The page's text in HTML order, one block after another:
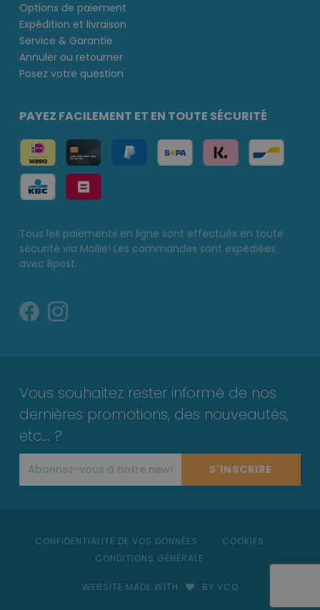
Options de paiement
Expédition et livraison
Service & Garantie
Annuler ou retourner
Posez votre question
PAYEZ FACILEMENT ET EN TOUTE SÉCURITÉ
Tous les paiements en ligne sont effectués en toute
sécurité via Mollie! Les commandes sont expédiées
avec Bpost.
Vous souhaitez rester informé de nos
dernières promotions, des nouveautés,
etc... ?
S'INSCRIRE
CONFIDENTIALITÉ DE VOS DONNÉES
COOKIES
CONDITIONS GÉNÉRALE
WEBSITE MADE WITH BY VCO